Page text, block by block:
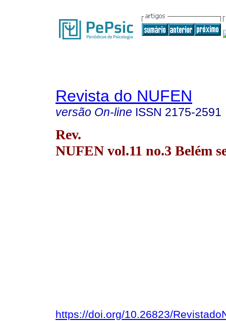
Revista do NUFEN
versão On-line ISSN 2175-2591
Rev.
NUFEN vol.11 no.3 Belém
https://doi.org/10.26823/